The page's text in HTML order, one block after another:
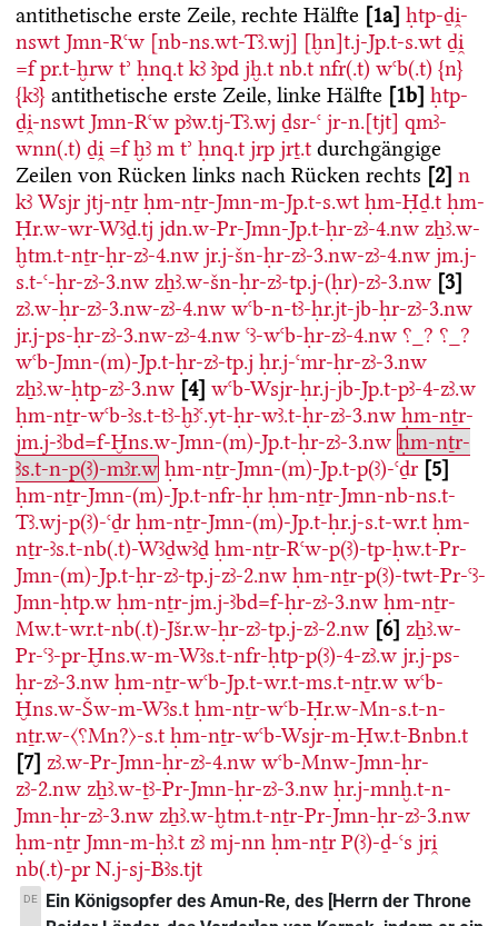
antithetische erste Zeile, rechte Hälfte 1a ḥtp-ḏi̯-
nswt Jmn-Rꜥw [nb-ns.wt-Tꜣ.wj] [ḫn]t.j-Jp.t-s.wt ḏi̯
=f pr.t-ḫrw tʾ ḥnq.t kꜣ ꜣpd jḫ.t nb.t nfr(.t) wꜥb(.t) {n}
{kꜣ} antithetische erste Zeile, linke Hälfte 1b ḥtp-
ḏi̯-nswt Jmn-Rꜥw pꜣw.tj-Tꜣ.wj ḏsr-ꜥ jr-n.[tjt] qmꜣ-
wnn(.t) ḏi̯ =f ḫꜣ m tʾ ḥnq.t jrp jrṯ.t durchgängige
Zeilen von Rücken links nach Rücken rechts 2 n
kꜣ Wsjr jtj-nṯr ḥm-nṯr-Jmn-m-Jp.t-s.wt ḥm-Ḥḏ.t ḥm-
Ḥr.w-wr-Wꜣḏ.tj jdn.w-Pr-Jmn-Jp.t-ḥr-zꜣ-4.nw zẖꜣ.w-
ḫtm.t-nṯr-ḥr-zꜣ-4.nw jr.j-šn-ḥr-zꜣ-3.nw-zꜣ-4.nw jm.j-
s.t-ꜥ-ḥr-zꜣ-3.nw zẖꜣ.w-šn-ḥr-zꜣ-tp.j-(ḥr)-zꜣ-3.nw 3
zꜣ.w-ḥr-zꜣ-3.nw-zꜣ-4.nw wꜥb-n-tꜣ-ḥr.jt-jb-ḥr-zꜣ-3.nw
jr.j-ps-ḥr-zꜣ-3.nw-zꜣ-4.nw ꜥꜣ-wꜥb-ḥr-zꜣ-4.nw ⸮_? ⸮_?
wꜥb-Jmn-(m)-Jp.t-ḥr-zꜣ-tp.j ḥr.j-ꜥmr-ḥr-zꜣ-3.nw
zẖꜣ.w-ḥtp-zꜣ-3.nw 4 wꜥb-Wsjr-ḥr.j-jb-Jp.t-pꜣ-4-zꜣ.w
ḥm-nṯr-wꜥb-ꜣs.t-tꜣ-ḫꜣꜥ.yt-ḥr-wꜣ.t-ḥr-zꜣ-3.nw ḥm-nṯr-
jm.j-ꜣbd=f-Ḫns.w-Jmn-(m)-Jp.t-ḥr-zꜣ-3.nw ḥm-nṯr-
ꜣs.t-n-p(ꜣ)-mꜣr.w ḥm-nṯr-Jmn-(m)-Jp.t-p(ꜣ)-ꜥḏr 5
ḥm-nṯr-Jmn-(m)-Jp.t-nfr-ḥr ḥm-nṯr-Jmn-nb-ns.t-
Tꜣ.wj-p(ꜣ)-ꜥḏr ḥm-nṯr-Jmn-(m)-Jp.t-ḥr.j-s.t-wr.t ḥm-
nṯr-ꜣs.t-nb(.t)-Wꜣḏwꜣḏ ḥm-nṯr-Rꜥw-p(ꜣ)-tp-ḥw.t-Pr-
Jmn-(m)-Jp.t-ḥr-zꜣ-tp.j-zꜣ-2.nw ḥm-nṯr-p(ꜣ)-twt-Pr-ꜥꜣ-
Jmn-ḥtp.w ḥm-nṯr-jm.j-ꜣbd=f-ḥr-zꜣ-3.nw ḥm-nṯr-
Mw.t-wr.t-nb(.t)-Jšr.w-ḥr-zꜣ-tp.j-zꜣ-2.nw 6 zẖꜣ.w-
Pr-ꜥꜣ-pr-Ḫns.w-m-Wꜣs.t-nfr-ḥtp-p(ꜣ)-4-zꜣ.w jr.j-ps-
ḥr-zꜣ-3.nw ḥm-nṯr-wꜥb-Jp.t-wr.t-ms.t-nṯr.w wꜥb-
Ḫns.w-Šw-m-Wꜣs.t ḥm-nṯr-wꜥb-Ḥr.w-Mn-s.t-n-
nṯr.w-〈⸮Mn?〉-s.t ḥm-nṯr-wꜥb-Wsjr-m-Ḥw.t-Bnbn.t
7 zꜣ.w-Pr-Jmn-ḥr-zꜣ-4.nw wꜥb-Mnw-Jmn-ḥr-
zꜣ-2.nw zẖꜣ.w-ṯꜣ-Pr-Jmn-ḥr-zꜣ-3.nw ḥr.j-mnḫ.t-n-
Jmn-ḥr-zꜣ-3.nw zẖꜣ.w-ḫtm.t-nṯr-Pr-Jmn-ḥr-zꜣ-3.nw
ḥm-nṯr Jmn-m-ḥꜣ.t zꜣ mj-nn ḥm-nṯr P(ꜣ)-ḏ-ꜥs jri̯
nb(.t)-pr N.j-sj-Bꜣs.tjt
DE
Ein Königsopfer des Amun-Re, des [Herrn der Throne